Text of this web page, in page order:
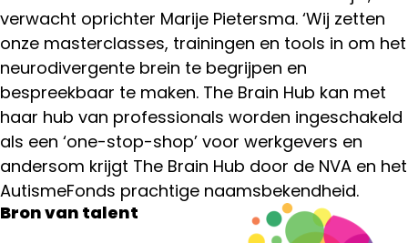
verwacht oprichter Marije Pietersma. ‘Wij zetten
onze masterclasses, trainingen en tools in om het
neurodivergente brein te begrijpen en
bespreekbaar te maken. The Brain Hub kan met
haar hub van professionals worden ingeschakeld
als een ‘one-stop-shop’ voor werkgevers en
andersom krijgt The Brain Hub door de NVA en het
AutismeFonds prachtige naamsbekendheid.
Bron van talent